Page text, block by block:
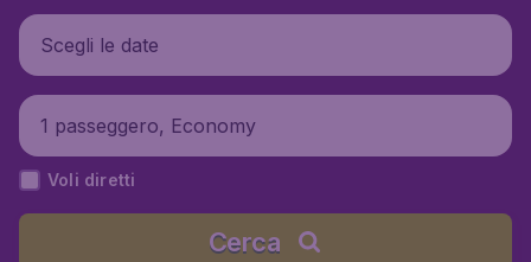
Scegli le date
1 passeggero, Economy
Voli diretti
Cerca